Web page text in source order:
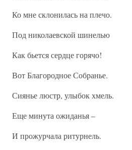
Ко мне склонилась на плечо.
Под николаевской шинелью
Как бьется сердце горячо!
Вот Благородное Собранье.
Сиянье люстр, улыбок хмель.
Еще минута ожиданья –
И прожурчала ритурнель.